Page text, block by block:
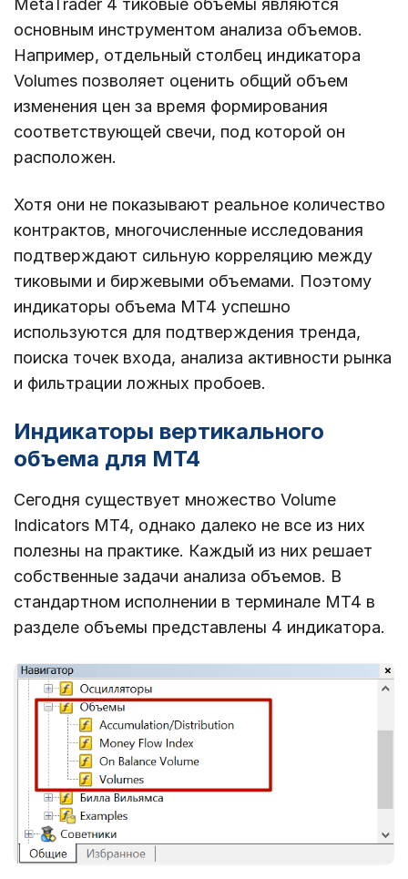
MetaTrader 4 тиковые объемы являются
основным инструментом анализа объемов.
Например, отдельный столбец индикатора
Volumes позволяет оценить общий объем
изменения цен за время формирования
соответствующей свечи, под которой он
расположен.
Хотя они не показывают реальное количество
контрактов, многочисленные исследования
подтверждают сильную корреляцию между
тиковыми и биржевыми объемами. Поэтому
индикаторы объема MT4 успешно
используются для подтверждения тренда,
поиска точек входа, анализа активности рынка
и фильтрации ложных пробоев.
Индикаторы вертикального
объема для MT4
Сегодня существует множество Volume
Indicators MT4, однако далеко не все из них
полезны на практике. Каждый из них решает
собственные задачи анализа объемов. В
стандартном исполнении в терминале МТ4 в
разделе объемы представлены 4 индикатора.